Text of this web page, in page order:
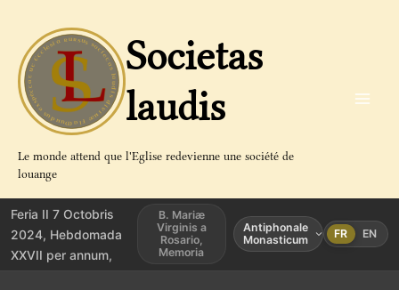
contenu
Societas
laudis
Le monde attend que l'Eglise redevienne une société de
louange
Feria II 7 Octobris
2024, Hebdomada
XXVII per annum,
B. Mariæ
Virginis a
Rosario,
Memoria
Antiphonale
Monasticum
FR EN